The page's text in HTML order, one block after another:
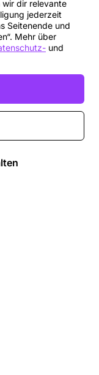
dir relevante
jederzeit
Seitenende und
Mehr über
und